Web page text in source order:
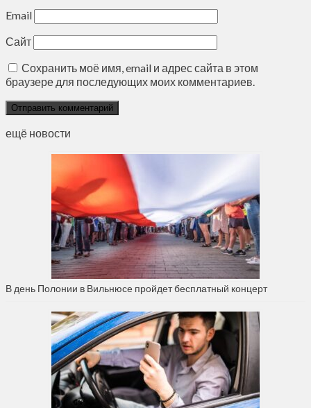
Email
Сайт
Сохранить моё имя, email и адрес сайта в этом
браузере для последующих моих комментариев.
ещё новости
В день Полонии в Вильнюсе пройдет бесплатный концерт